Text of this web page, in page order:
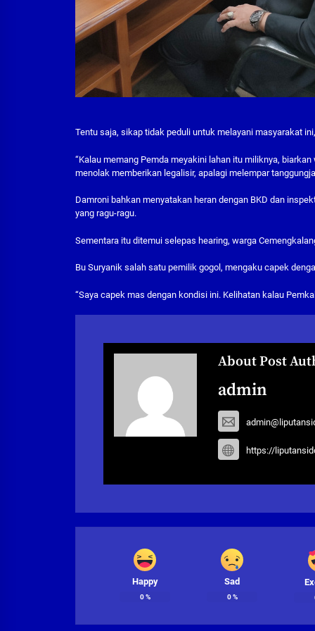
Tentu saja, sikap tidak peduli untuk melayani masyarakat
“Kalau memang Pemda meyakini lahan itu miliknya,
menolak memberikan legalisir, apalagi melempar
Damroni bahkan menyatakan heran dengan BKD dan
yang ragu-ragu.
Sementara itu ditemui selepas hearing, warga
Bu Suryanik salah satu pemilik gogol, mengaku capek
“Saya capek mas dengan kondisi ini. Kelihatan kalau
About Post
admin
https://
Happy
0%
Sad
0%